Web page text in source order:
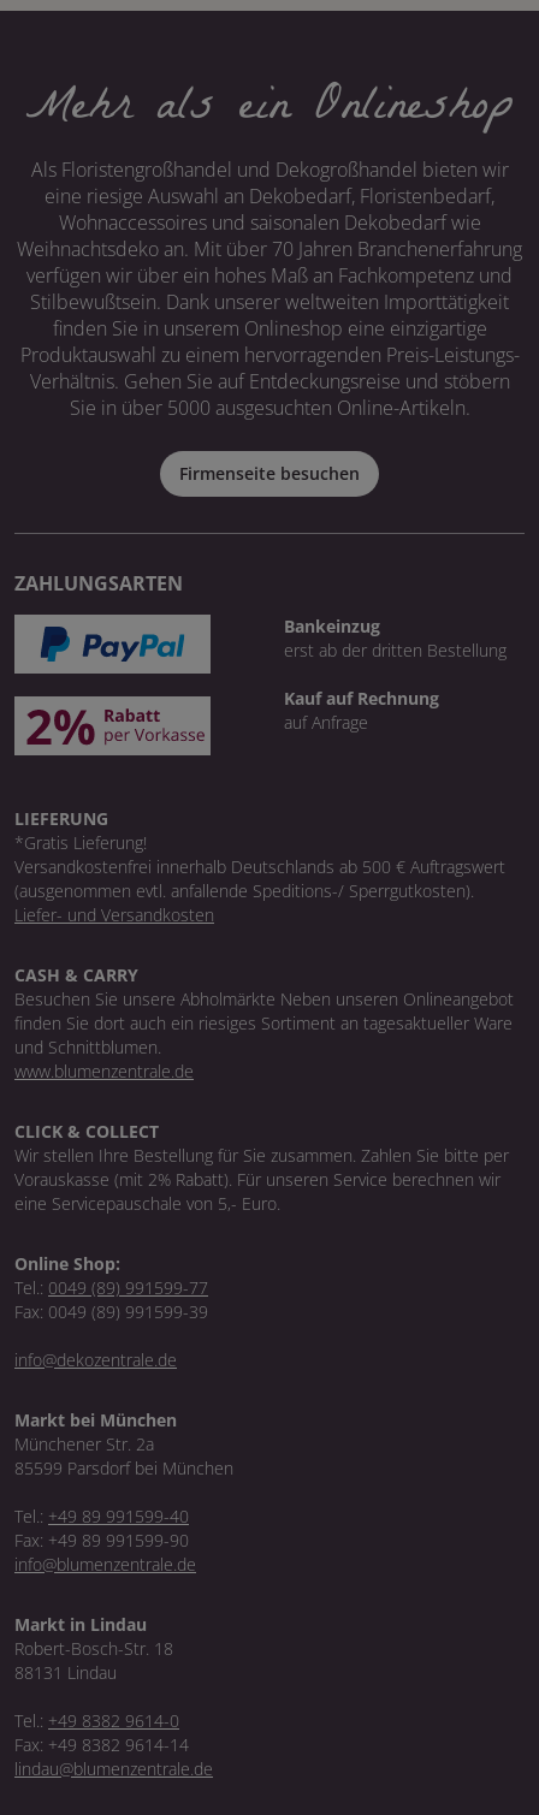
Mehr als ein Onlineshop
Als Floristengroßhandel und Dekogroßhandel bieten wir
eine riesige Auswahl an Dekobedarf, Floristenbedarf,
Wohnaccessoires und saisonalen Dekobedarf wie
Weihnachtsdeko an. Mit über 70 Jahren Branchenerfahrung
verfügen wir über ein hohes Maß an Fachkompetenz und
Stilbewußtsein. Dank unserer weltweiten Importtätigkeit
finden Sie in unserem Onlineshop eine einzigartige
Produktauswahl zu einem hervorragenden Preis-Leistungs-
Verhältnis. Gehen Sie auf Entdeckungsreise und stöbern
Sie in über 5000 ausgesuchten Online-Artikeln.
Firmenseite besuchen
ZAHLUNGSARTEN
Bankeinzug
erst ab der dritten Bestellung
Kauf auf Rechnung
auf Anfrage
LIEFERUNG
*Gratis Lieferung!
Versandkostenfrei innerhalb Deutschlands ab 500 € Auftragswert
(ausgenommen evtl. anfallende Speditions-/ Sperrgutkosten).
Liefer- und Versandkosten
CASH & CARRY
Besuchen Sie unsere Abholmärkte Neben unseren Onlineangebot
finden Sie dort auch ein riesiges Sortiment an tagesaktueller Ware
und Schnittblumen.
www.blumenzentrale.de
CLICK & COLLECT
Wir stellen Ihre Bestellung für Sie zusammen. Zahlen Sie bitte per
Vorauskasse (mit 2% Rabatt). Für unseren Service berechnen wir
eine Servicepauschale von 5,- Euro.
Online Shop:
Tel.: 0049 (89) 991599-77
Fax: 0049 (89) 991599-39
info@dekozentrale.de
Markt bei München
Münchener Str. 2a
85599 Parsdorf bei München
Tel.: +49 89 991599-40
Fax: +49 89 991599-90
info@blumenzentrale.de
Markt in Lindau
Robert-Bosch-Str. 18
88131 Lindau
Tel.: +49 8382 9614-0
Fax: +49 8382 9614-14
lindau@blumenzentrale.de